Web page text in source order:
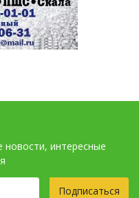
интересные
Подписаться